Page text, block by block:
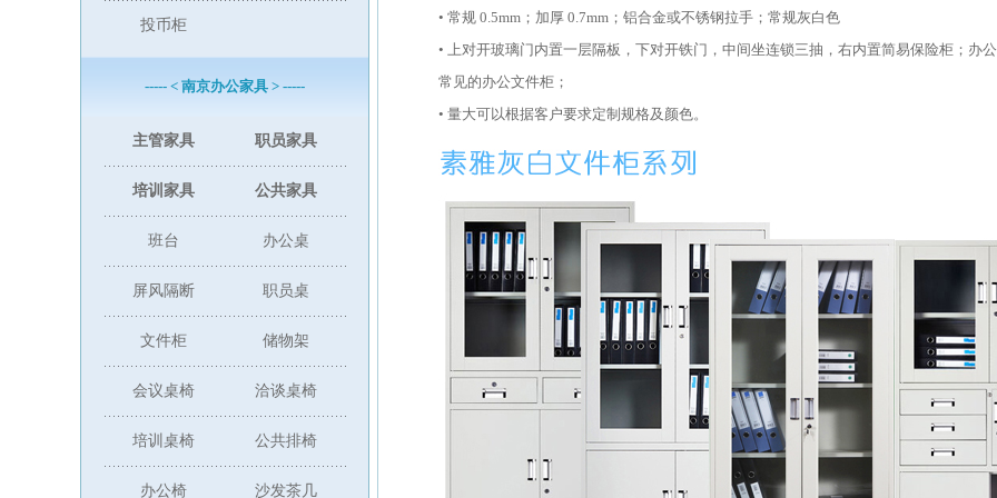
投币柜
----- < 南京办公家具 > -----
主管家具 职员家具
培训家具 公共家具
班台 办公桌
屏风隔断 职员桌
文件柜 储物架
会议桌椅 洽谈桌椅
培训桌椅 公共排椅
办公椅 沙发茶几
• 常规 0.5mm；加厚 0.7mm；铝合金或不锈钢拉手；常规灰白色
• 上对开玻璃门内置一层隔板，下对开铁门，中间坐连锁三抽，右内置简易保险柜；办
常见的办公文件柜；
• 量大可以根据客户要求定制规格及颜色。